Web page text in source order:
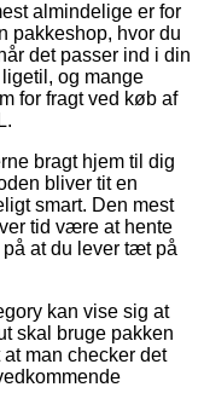
almindelige er for
pakkeshop, hvor du
det passer ind i din
og mange
for fragt ved køb af
bragt hjem til dig
bliver tit en
smart. Den mest
tid være at hente
at du lever tæt på
kan vise sig at
skal bruge pakken
man checker det